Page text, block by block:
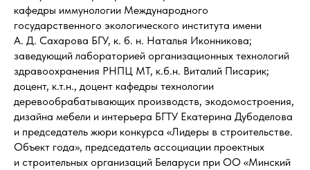
кафедры иммунологии Международного
государственного экологического института имени
А. Д. Сахарова БГУ, к. б. н. Наталья Иконникова;
заведующий лабораторией организационных технологий
здравоохранения РНПЦ МТ, к.б.н. Виталий Писарик;
доцент, к.т.н., доцент кафедры технологии
деревообрабатывающих производств, экодомостроения,
дизайна мебели и интерьера БГТУ Екатерина Дубоделова
и председатель жюри конкурса «Лидеры в строительстве.
Объект года», председатель ассоциации проектных
и строительных организаций Беларуси при ОО «Минский